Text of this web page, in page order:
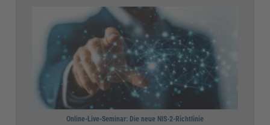
Online-Live-Seminar: Die neue NIS-2-Richtlinie